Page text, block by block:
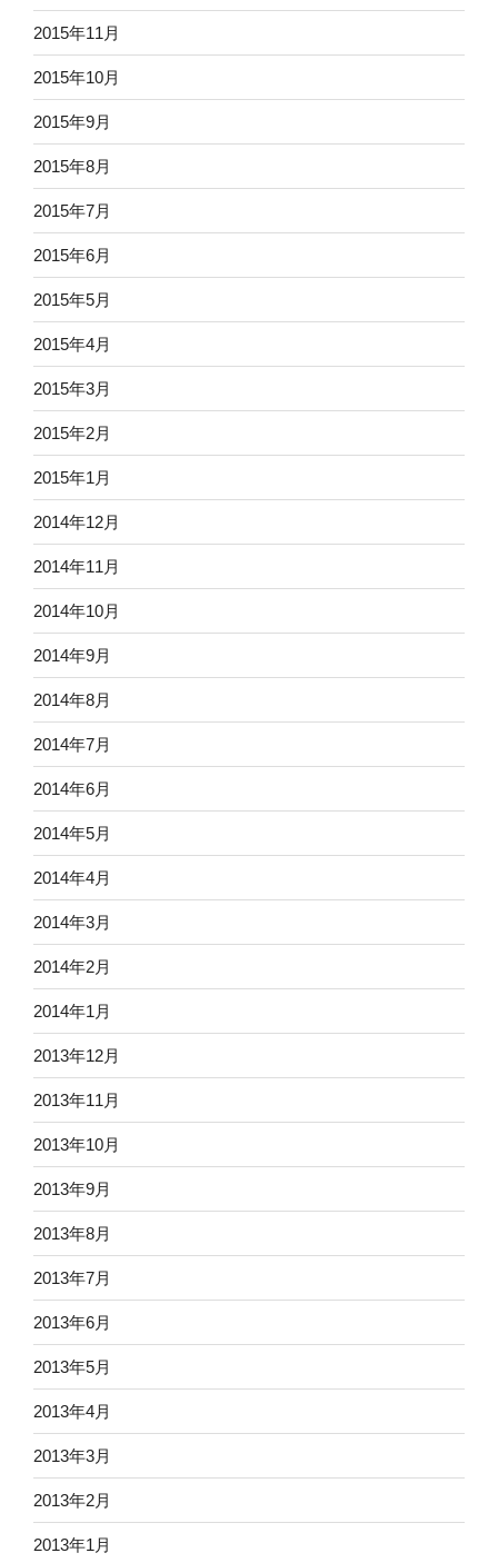
2015年11月
2015年10月
2015年9月
2015年8月
2015年7月
2015年6月
2015年5月
2015年4月
2015年3月
2015年2月
2015年1月
2014年12月
2014年11月
2014年10月
2014年9月
2014年8月
2014年7月
2014年6月
2014年5月
2014年4月
2014年3月
2014年2月
2014年1月
2013年12月
2013年11月
2013年10月
2013年9月
2013年8月
2013年7月
2013年6月
2013年5月
2013年4月
2013年3月
2013年2月
2013年1月